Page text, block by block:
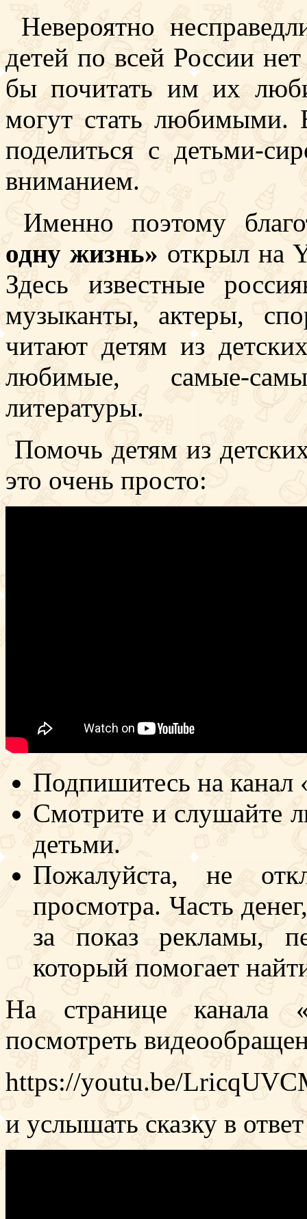
Невероятно
детей по всей России
бы почитать им их
могут стать любимыми.
поделиться с детьми-
вниманием.
Именно поэтому
одну жизнь» открыл на
Здесь известные
музыканты, актеры,
читают детям из
любимые, самые-
литературы.
Помочь детям из
это очень просто:
Подпишитесь на канал
Смотрите и слушайте
детьми.
Пожалуйста, не
просмотра. Часть
за показ рекламы,
который помогает
На странице канала
посмотреть
https://youtu.be/
и услышать сказку в